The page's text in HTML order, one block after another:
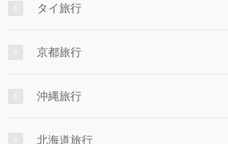
タイ旅行
京都旅行
沖縄旅行
北海道旅行